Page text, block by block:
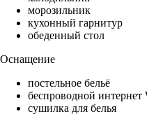
морозильник
кухонный гарнитур
обеденный стол
Оснащение
постельное бельё
беспроводной интернет
сушилка для белья